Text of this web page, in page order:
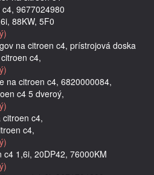
9677024980
88KW, 5F0
na citroen c4, prístrojová doska
c4,
na citroen c4, 6820000084,
c4 5 dveroý,
c4,
c4,
1,6i, 20DP42, 76000KM